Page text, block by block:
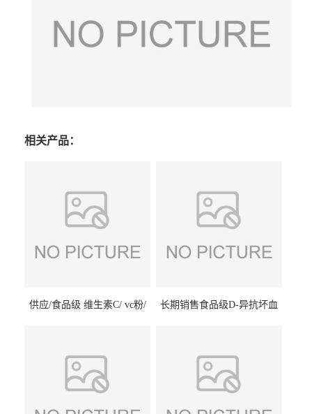
相关产品：
供应/食品级 维生素C/ vc粉/
长期销售食品级D-异抗坏血